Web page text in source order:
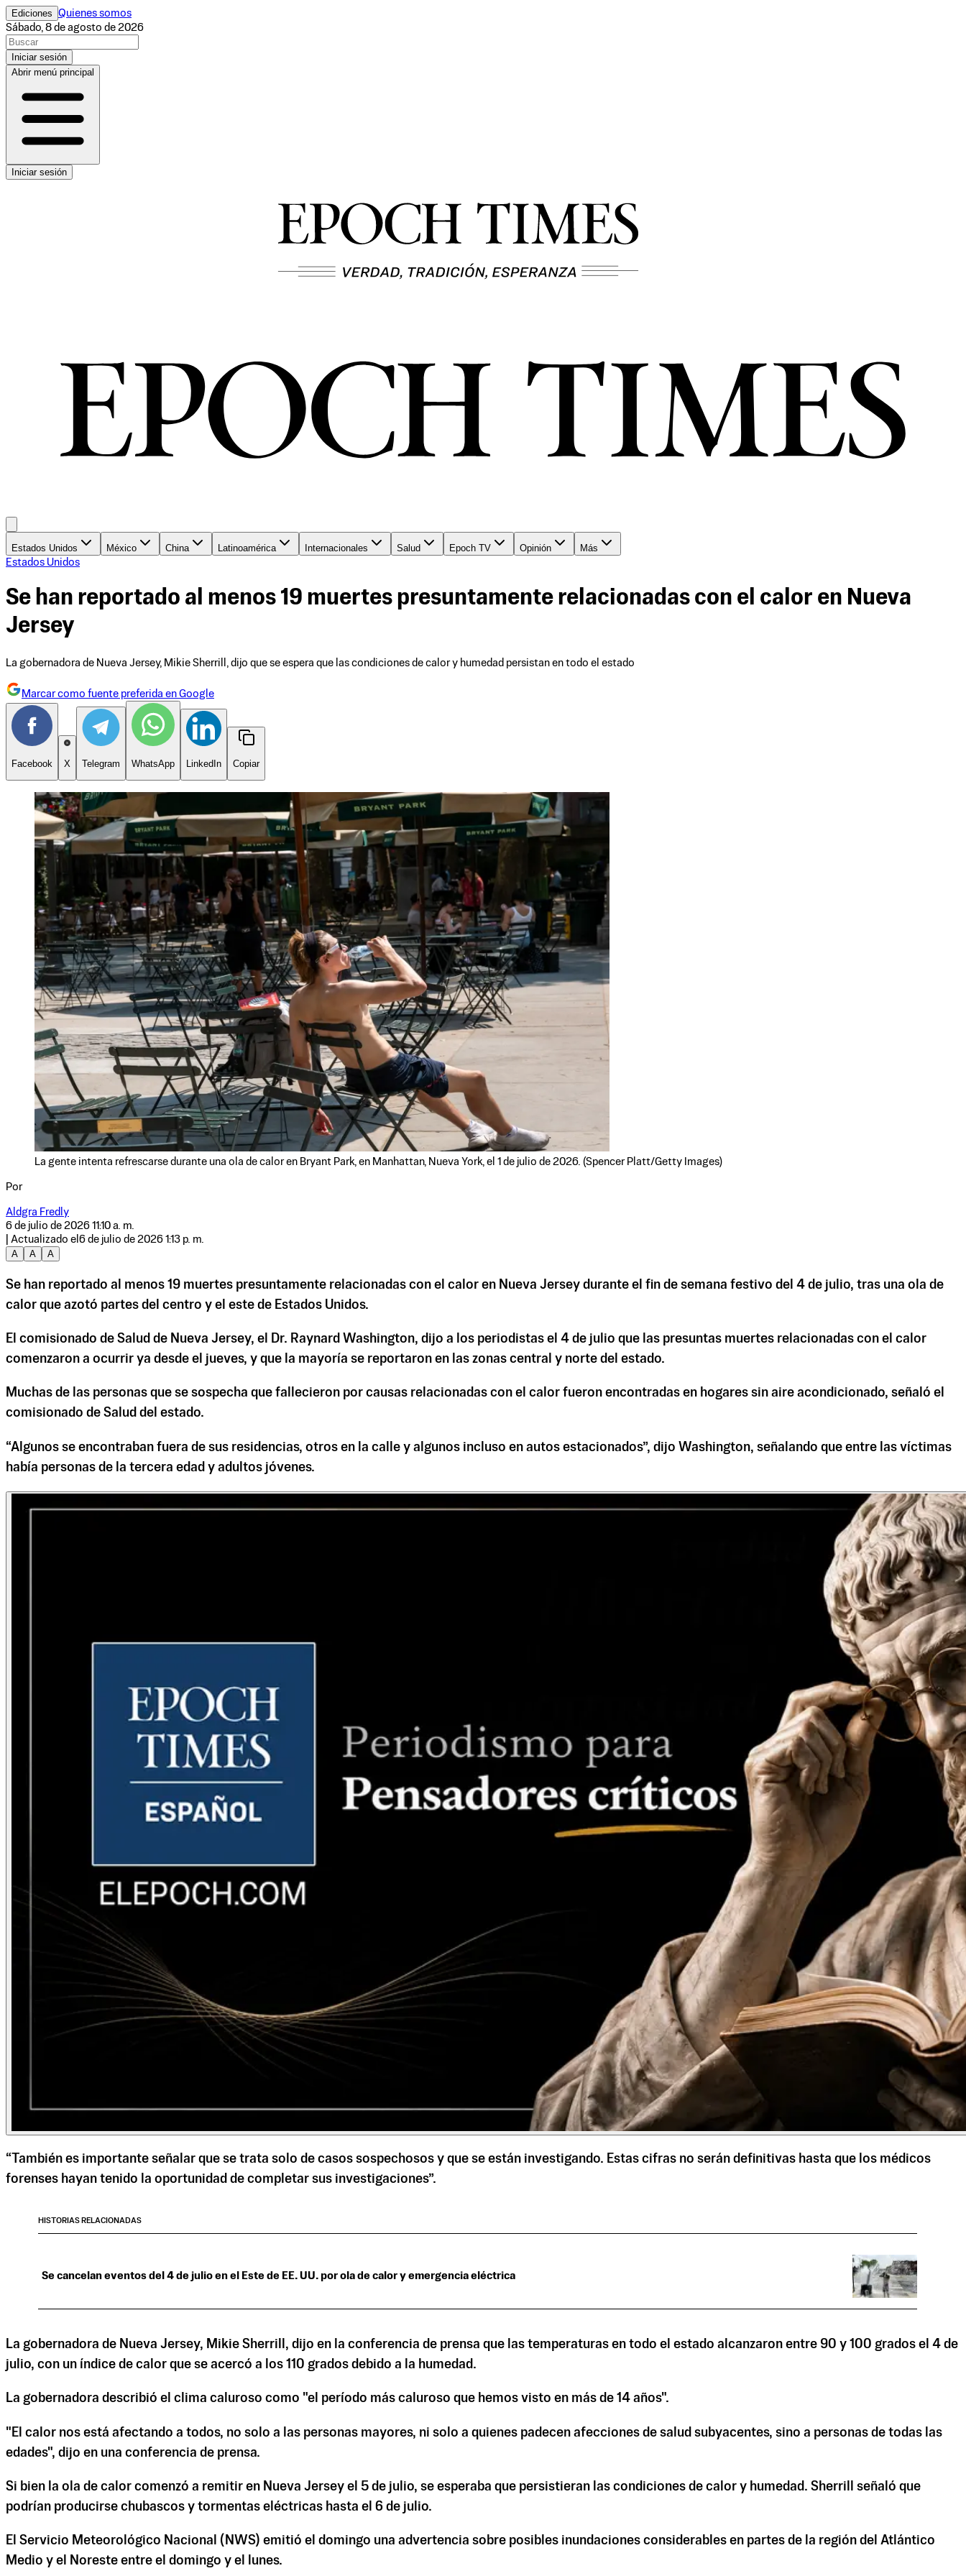
Ediciones Quienes somos
Sábado, 8 de agosto de 2026
Iniciar sesión
Abrir menú principal
Iniciar sesión
Estados Unidos México China Latinoamérica Internacionales Salud Epoch TV Opinión
Más
Estados Unidos
Se han reportado al menos 19 muertes presuntamente relacionadas con el calor en Nueva
Jersey
La gobernadora de Nueva Jersey, Mikie Sherrill, dijo que se espera que las condiciones de calor y humedad persistan en todo el estado
Marcar como fuente preferida en Google
Facebook X Telegram WhatsApp LinkedIn Copiar
La gente intenta refrescarse durante una ola de calor en Bryant Park, en Manhattan, Nueva York, el 1 de julio de 2026. (Spencer Platt/Getty Images)
Por
Aldgra Fredly
6 de julio de 2026 11:10 a. m.
| Actualizado el 6 de julio de 2026 1:13 p. m.
A
A A
Se han reportado al menos 19 muertes presuntamente relacionadas con el calor en Nueva Jersey durante el fin de semana festivo del 4 de julio, tras una ola de
calor que azotó partes del centro y el este de Estados Unidos.
El comisionado de Salud de Nueva Jersey, el Dr. Raynard Washington, dijo a los periodistas el 4 de julio que las presuntas muertes relacionadas con el calor
comenzaron a ocurrir ya desde el jueves, y que la mayoría se reportaron en las zonas central y norte del estado.
Muchas de las personas que se sospecha que fallecieron por causas relacionadas con el calor fueron encontradas en hogares sin aire acondicionado, señaló el
comisionado de Salud del estado.
“Algunos se encontraban fuera de sus residencias, otros en la calle y algunos incluso en autos estacionados”, dijo Washington, señalando que entre las víctimas
había personas de la tercera edad y adultos jóvenes.
“También es importante señalar que se trata solo de casos sospechosos y que se están investigando. Estas cifras no serán definitivas hasta que los médicos
forenses hayan tenido la oportunidad de completar sus investigaciones”.
HISTORIAS RELACIONADAS
Se cancelan eventos del 4 de julio en el Este de EE. UU. por ola de calor y emergencia eléctrica
La gobernadora de Nueva Jersey, Mikie Sherrill, dijo en la conferencia de prensa que las temperaturas en todo el estado alcanzaron entre 90 y 100 grados el 4 de
julio, con un índice de calor que se acercó a los 110 grados debido a la humedad.
La gobernadora describió el clima caluroso como "el período más caluroso que hemos visto en más de 14 años".
"El calor nos está afectando a todos, no solo a las personas mayores, ni solo a quienes padecen afecciones de salud subyacentes, sino a personas de todas las
edades", dijo en una conferencia de prensa.
Si bien la ola de calor comenzó a remitir en Nueva Jersey el 5 de julio, se esperaba que persistieran las condiciones de calor y humedad. Sherrill señaló que
podrían producirse chubascos y tormentas eléctricas hasta el 6 de julio.
El Servicio Meteorológico Nacional (NWS) emitió el domingo una advertencia sobre posibles inundaciones considerables en partes de la región del Atlántico
Medio y el Noreste entre el domingo y el lunes.